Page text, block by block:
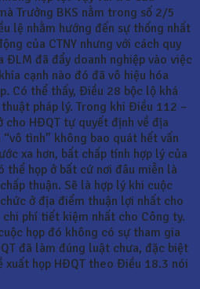
Trưởng BKS nằm trong số 2/5
lệ nhằm hướng đến sự thống nhất
của CTNY nhưng với cách quy
ĐLM đã đẩy doanh nghiệp vào việc
cạnh nào đó đã vô hiệu hóa
Có thể thấy, Điều 28 bộc lộ khá
pháp lý. Trong khi Điều 112 –
cho HĐQT tự quyết định về địa
tình” không bao quát hết vấn
xa hơn, bất chấp tính hợp lý của
thể họp ở bất cứ nơi đâu miễn là
thuận. Sẽ là hợp lý khi cuộc
ở địa điểm thuận lợi nhất cho
phí tiết kiệm nhất cho Công ty.
họp đó không có sự tham gia
đã làm đúng luật chưa, đặc biệt
xuất họp HĐQT theo Điều 18.3 nói